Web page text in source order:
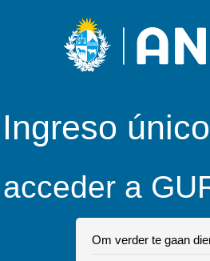
Ingreso
a
Om verder te gaan